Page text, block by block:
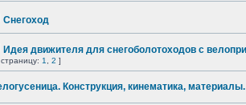
Снегоход
Идея движителя для снегоболотоходов с
1 2 ]
Конструкция, кинематика, материалы.